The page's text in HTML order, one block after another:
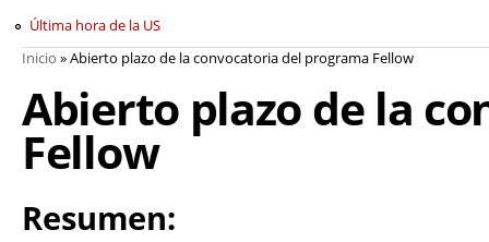
Última hora de la US
Usted está aquí
Inicio » Abierto plazo de la convocatoria del programa Fellow
Abierto plazo de la
Fellow
Resumen: